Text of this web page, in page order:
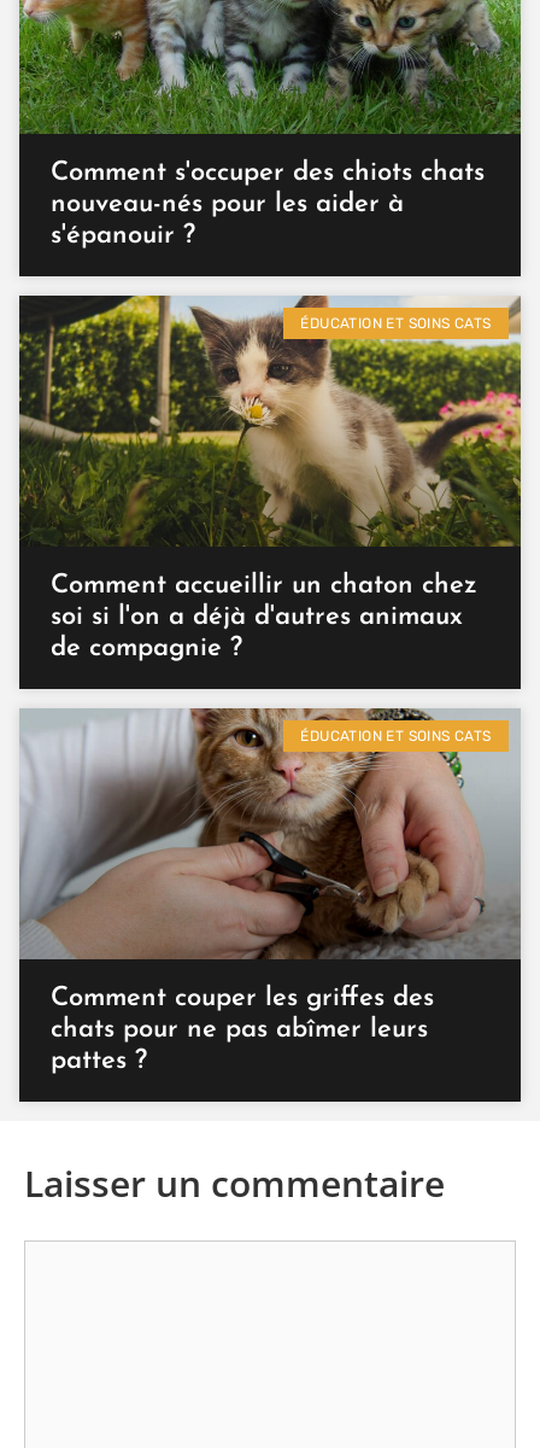
Comment s'occuper des chiots chats
nouveau-nés pour les aider à
s'épanouir ?
ÉDUCATION ET SOINS CATS
Comment accueillir un chaton chez
soi si l'on a déjà d'autres animaux
de compagnie ?
ÉDUCATION ET SOINS CATS
Comment couper les griffes des
chats pour ne pas abîmer leurs
pattes ?
Laisser un commentaire